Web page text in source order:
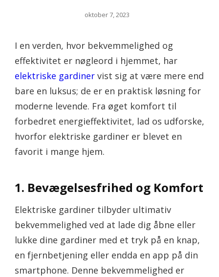
Posted
oktober 7, 2023
I en verden, hvor bekvemmelighed og
effektivitet er nøgleord i hjemmet, har
elektriske gardiner vist sig at være mere end
bare en luksus; de er en praktisk løsning for
moderne levende. Fra øget komfort til
forbedret energieffektivitet, lad os udforske,
hvorfor elektriske gardiner er blevet en
favorit i mange hjem.
1. Bevægelsesfrihed og Komfort
Elektriske gardiner tilbyder ultimativ
bekvemmelighed ved at lade dig åbne eller
lukke dine gardiner med et tryk på en knap,
en fjernbetjening eller endda en app på din
smartphone. Denne bekvemmelighed er